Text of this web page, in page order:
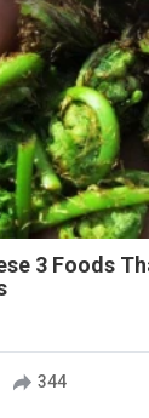
3 Foods
344